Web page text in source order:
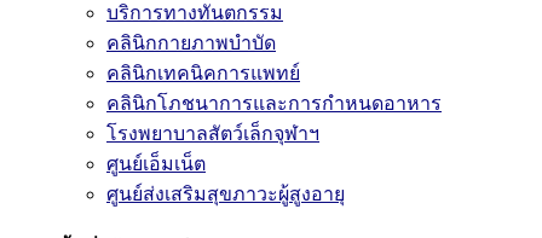
บริการทางทันตกรรม
คลินิกกายภาพบำบัด
คลินิกเทคนิคการแพทย์
คลินิกโภชนาการและการกำหนดอาหาร
โรงพยาบาลสัตว์เล็กจุฬาฯ
ศูนย์เอ็มเน็ต
ศูนย์ส่งเสริมสุขภาวะผู้สูงอายุ